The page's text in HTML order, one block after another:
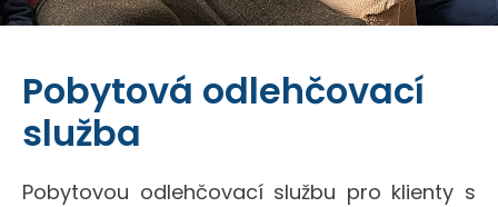
Pobytová odlehčovací
služba
Pobytovou odlehčovací službu pro klienty s